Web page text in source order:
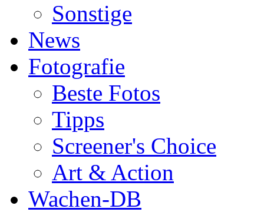
Sonstige
News
Fotografie
Beste Fotos
Tipps
Screener's Choice
Art & Action
Wachen-DB